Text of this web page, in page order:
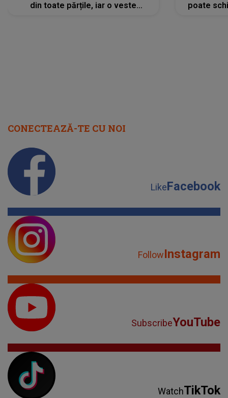
din toate părțile, iar o veste
poate
CONECTEAZĂ-TE CU NOI
LikeFacebook
FollowInstagram
SubscribeYouTube
WatchTikTok